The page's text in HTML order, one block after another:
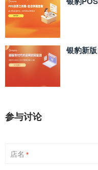
银豹新
参与讨论
店名 *